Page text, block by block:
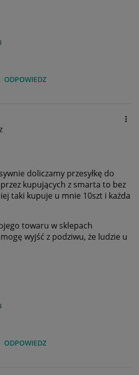
ODPOWIEDZ
doliczamy przesyłkę do
kupujących z smarta to bez
taki kupuje u mnie 10szt i każda
towaru w sklepach
wyjść z podziwu, że ludzie u
ODPOWIEDZ